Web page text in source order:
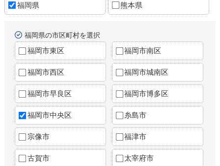
福岡県 熊本県
福岡県の市区町村を選択
福岡市東区 福岡市南区
福岡市西区 福岡市城南区
福岡市早良区 福岡市博多区
福岡市中央区 糸島市
宗像市 福津市
古賀市 太宰府市